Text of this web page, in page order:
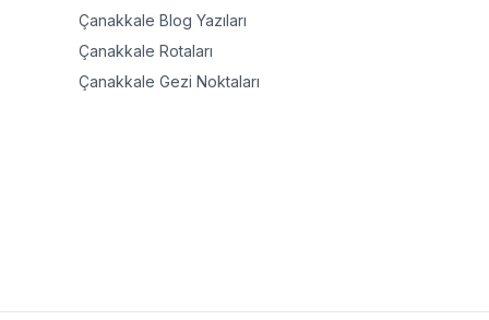
Çanakkale Blog Yazıları
Çanakkale Rotaları
Çanakkale Gezi Noktaları